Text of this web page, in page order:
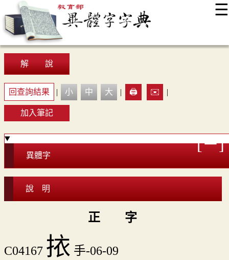
☰
最新消息
解 說
回查詢結果 | 小 中 大 | 🖨️ ✉️ |
加入筆記
異體字
說 明
正 字
C04167 挔 手-06-09